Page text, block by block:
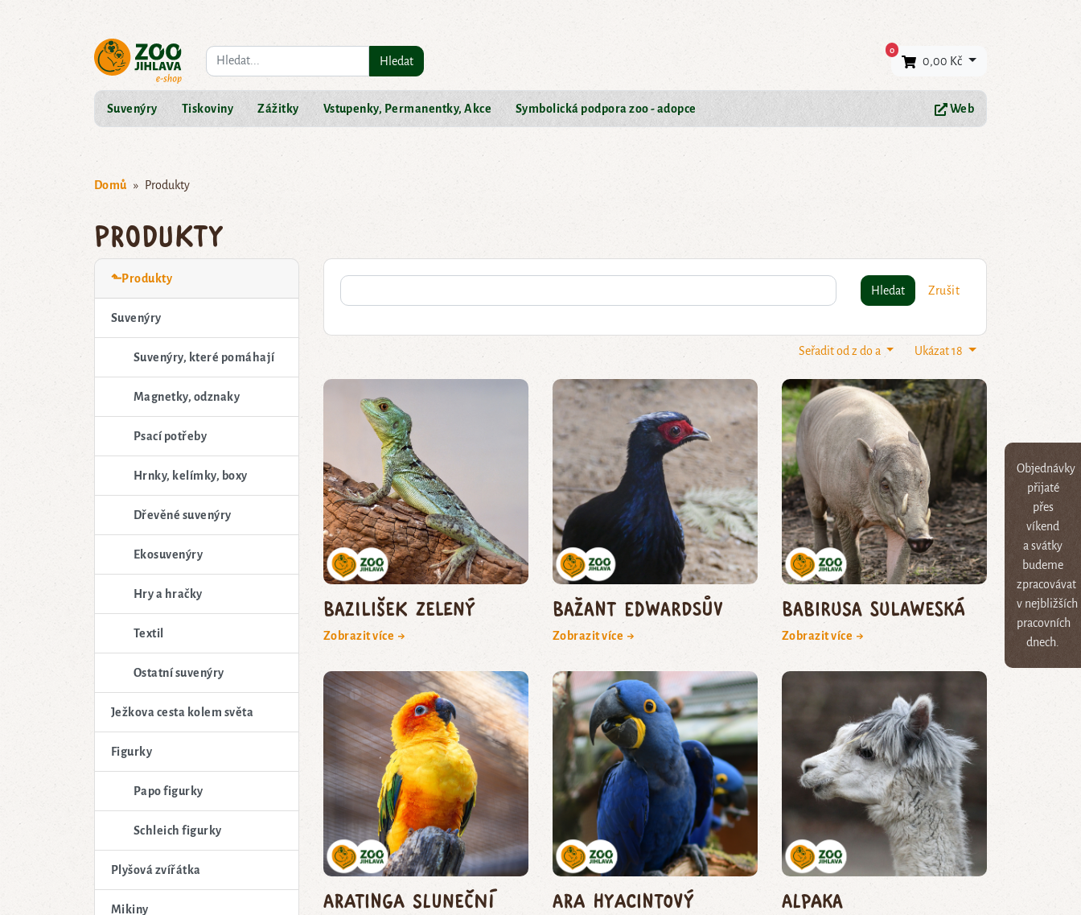
Objednávky
přijaté
přes
víkend
a svátky
budeme
zpracovávat
v nejbližších
pracovních
dnech.
Co hledáte? Hledat
0×
0,00 Kč
Suvenýry Tiskoviny Zážitky Vstupenky, Permanentky, Akce Symbolická podpora zoo - adopce Web
Domů Produkty
Produkty
⬑Produkty
Suvenýry
Suvenýry, které pomáhají
Magnetky, odznaky
Psací potřeby
Hrnky, kelímky, boxy
Dřevěné suvenýry
Ekosuvenýry
Hry a hračky
Textil
Ostatní suvenýry
Ježkova cesta kolem světa
Figurky
Papo figurky
Schleich figurky
Plyšová zvířátka
Mikiny
Hledat Zrušit
Ukázat 18
Seřadit od z do a
bazilišek zelený
Zobrazit více →
bažant edwardsův
Zobrazit více →
babirusa sulaweská
Zobrazit více →
aratinga sluneční ara hyacintový Alpaka